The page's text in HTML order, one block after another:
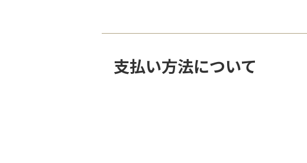
支払い方法について